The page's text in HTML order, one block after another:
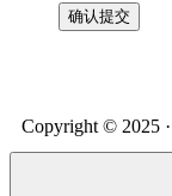
确认提交
Copyright © 2025 ·